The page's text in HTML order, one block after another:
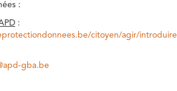
:
:
citoyen/agir/
gba.be